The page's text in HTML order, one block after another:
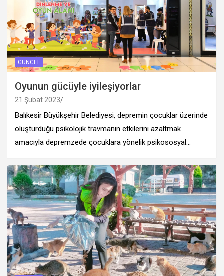
GÜNCEL
Oyunun gücüyle iyileşiyorlar
21 Şubat 2023
Balıkesir Büyükşehir Belediyesi, depremin çocuklar üzerinde
oluşturduğu psikolojik travmanın etkilerini azaltmak
amacıyla depremzede çocuklara yönelik psikososyal…